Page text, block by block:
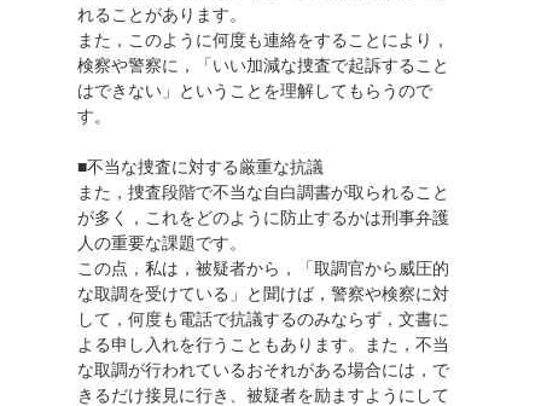
れることがあります。
また，このように何度も連絡をすることにより，
検察や警察に，「いい加減な捜査で起訴すること
はできない」ということを理解してもらうので
す。
■不当な捜査に対する厳重な抗議
また，捜査段階で不当な自白調書が取られること
が多く，これをどのように防止するかは刑事弁護
人の重要な課題です。
この点，私は，被疑者から，「取調官から威圧的
な取調を受けている」と聞けば，警察や検察に対
して，何度も電話で抗議するのみならず，文書に
よる申し入れを行うこともあります。また，不当
な取調が行われているおそれがある場合には，で
きるだけ接見に行き、被疑者を励ますようにして